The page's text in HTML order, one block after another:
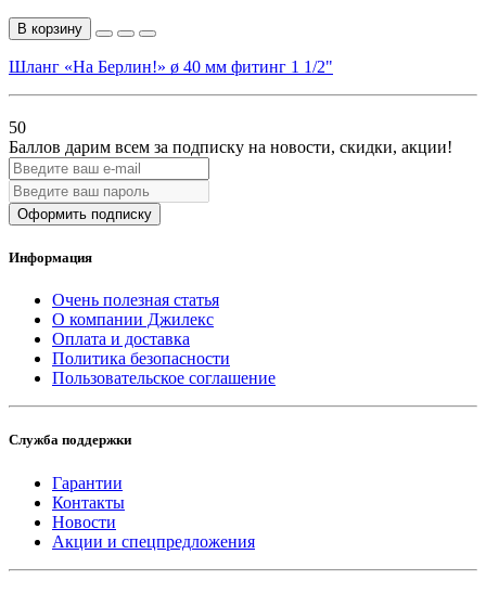
В корзину
Шланг «На Берлин!» ø 40 мм фитинг 1 1/2"
50
Баллов дарим всем за подписку на новости, скидки, акции!
Оформить подписку
Информация
Очень полезная статья
О компании Джилекс
Оплата и доставка
Политика безопасности
Пользовательское соглашение
Служба поддержки
Гарантии
Контакты
Новости
Акции и спецпредложения